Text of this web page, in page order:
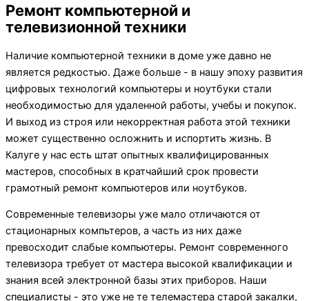
Ремонт компьютерной и
телевизионной техники
Наличие компьютерной техники в доме уже давно не
является редкостью. Даже больше - в нашу эпоху развития
цифровых технологий компьютеры и ноутбуки стали
необходимостью для удаленной работы, учебы и покупок.
И выход из строя или некорректная работа этой техники
может существенно осложнить и испортить жизнь. В
Калуге у нас есть штат опытных квалифицированных
мастеров, способных в кратчайший срок провести
грамотный ремонт компьютеров или ноутбуков.
Современные телевизоры уже мало отличаются от
стационарных компьтеров, а часть из них даже
превосходит слабые компьютеры. Ремонт современного
телевизора требует от мастера высокой квалификации и
знания всей электронной базы этих приборов. Наши
специалисты - это уже не те телемастера старой закалки,